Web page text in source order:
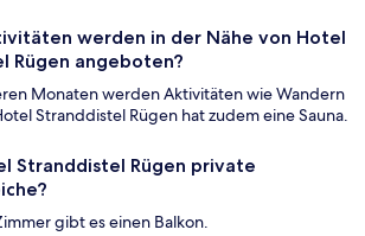
werden in der Nähe von Hotel
Rügen angeboten?
Monaten werden Aktivitäten wie Wandern
Stranddistel Rügen hat zudem eine Sauna.
Stranddistel Rügen private
gibt es einen Balkon.